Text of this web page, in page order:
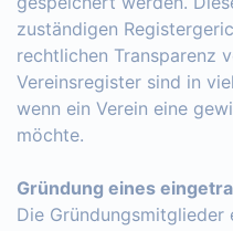
zuständigen
rechtlichen Transparenz
Vereinsregister sind in
wenn ein Verein eine
möchte.
Gründung eines
Die Gründungsmitglieder